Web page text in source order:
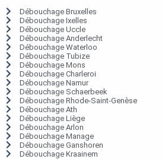
Débouchage Bruxelles
Débouchage Ixelles
Débouchage Uccle
Débouchage Anderlecht
Débouchage Waterloo
Débouchage Tubize
Débouchage Mons
Débouchage Charleroi
Débouchage Namur
Débouchage Schaerbeek
Débouchage Rhode-Saint-Genèse
Débouchage Ath
Débouchage Liège
Débouchage Arlon
Débouchage Manage
Débouchage Ganshoren
Débouchage Kraainem